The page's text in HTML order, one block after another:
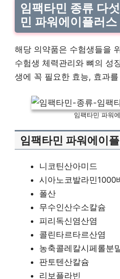
임팩타민 종류 다
민 파워에이플러스
해당 의약품은 수험생들을
수험생 체력관리와 뼈의 성
생에 꼭 필요한 효능, 효과
임팩타민 파워
임팩타민 파워에이
니코틴산아미드
시아노코발라민1000
폴산
무수인산수소칼슘
피리독신염산염
콜린타르타르산염
농축콜레칼시페롤분
판토텐산칼슘
리보플라빈